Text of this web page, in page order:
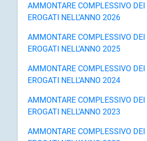
AMMONTARE COMPLESSIVO DEI
EROGATI NELL’ANNO 2026
AMMONTARE COMPLESSIVO DEI
EROGATI NELL’ANNO 2025
AMMONTARE COMPLESSIVO DEI
EROGATI NELL’ANNO 2024
AMMONTARE COMPLESSIVO DEI
EROGATI NELL’ANNO 2023
AMMONTARE COMPLESSIVO DEI